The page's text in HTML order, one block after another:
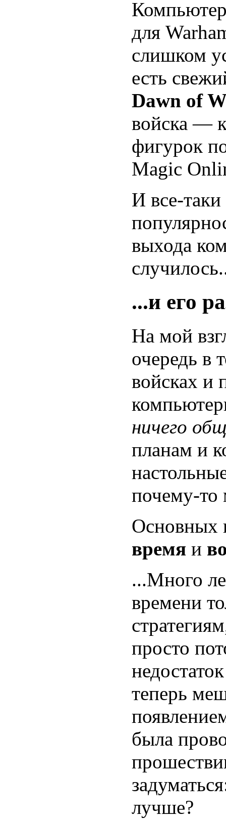
для
слишком
есть
Dawn of
войска —
фигурок
Magic
И все-
выхода
...и его
На мой
очередь в
войсках и
ничего
планам и
почему-то
Основных
время и
...Много
времени
просто
теперь
была
лучше?